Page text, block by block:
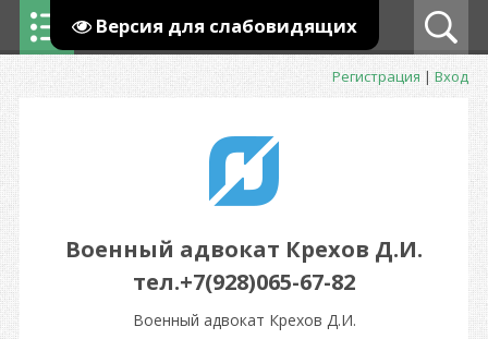
Версия для слабовидящих
Регистрация|Вход
Военный адвокат Крехов Д.И.
тел.+7(928)065-67-82
Военный адвокат Крехов Д.И.